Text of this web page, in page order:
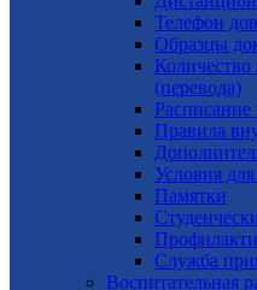
Телефон
Образцы
(перевода)
Расписание
Правила
Условия
Памятки
Служба
Воспитательная